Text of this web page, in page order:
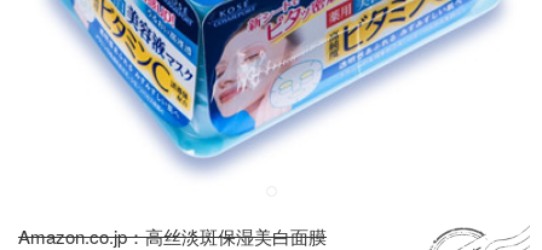
Amazon.co.jp：高丝淡斑保湿美白面膜